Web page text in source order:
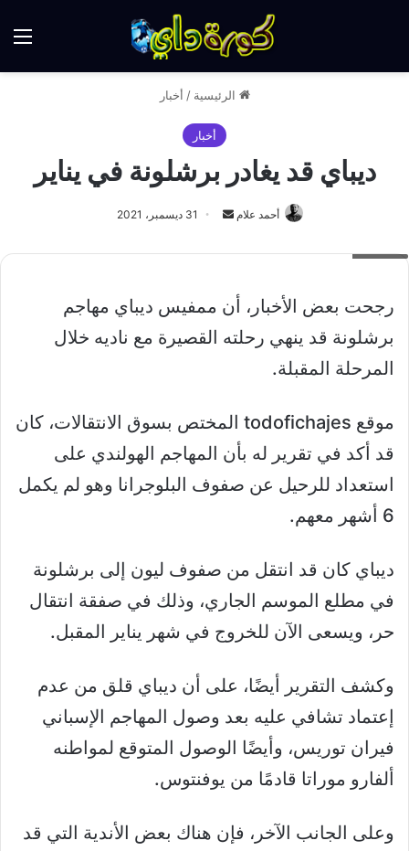
الرئيسية / أخبار
أخبار
ديباي قد يغادر برشلونة في يناير
أحمد علام
أرسل
إلكترونيا
31 ديسمبر، 2021
رجحت بعض الأخبار، أن ممفيس ديباي مهاجم
برشلونة قد ينهي رحلته القصيرة مع ناديه خلال
المرحلة المقبلة.
موقع todofichajes المختص بسوق الانتقالات، كان
قد أكد في تقرير له بأن المهاجم الهولندي على
استعداد للرحيل عن صفوف البلوجرانا وهو لم يكمل
6 أشهر معهم.
ديباي كان قد انتقل من صفوف ليون إلى برشلونة
في مطلع الموسم الجاري، وذلك في صفقة انتقال
حر، ويسعى الآن للخروج في شهر يناير المقبل.
وكشف التقرير أيضًا، على أن ديباي قلق من عدم
إعتماد تشافي عليه بعد وصول المهاجم الإسباني
فيران توريس، وأيضًا الوصول المتوقع لمواطنه
ألفارو موراتا قادمًا من يوفنتوس.
وعلى الجانب الآخر، فإن هناك بعض الأندية التي قد